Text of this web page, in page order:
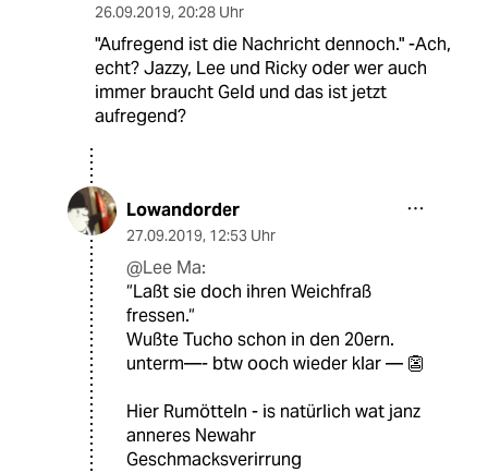
26.09.2019, 20:28 Uhr
"Aufregend ist die Nachricht dennoch." -Ach,
echt? Jazzy, Lee und Ricky oder wer auch
immer braucht Geld und das ist jetzt
aufregend?
Lowandorder
27.09.2019, 12:53 Uhr
@Lee Ma:
“Laßt sie doch ihren Weichfraß
fressen.“
Wußte Tucho schon in den 20ern.
unterm—- btw ooch wieder klar — 👺
Hier Rumötteln - is natürlich wat janz
anneres Newahr
Geschmacksverirrung